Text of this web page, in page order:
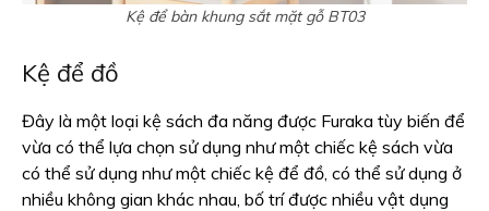
Kệ để bàn khung sắt mặt gỗ BT03
Kệ để đồ
Đây là một loại kệ sách đa năng được Furaka tùy biến để
vừa có thể lựa chọn sử dụng như một chiếc kệ sách vừa
có thể sử dụng như một chiếc kệ để đồ, có thể sử dụng ở
nhiều không gian khác nhau, bố trí được nhiều vật dụng